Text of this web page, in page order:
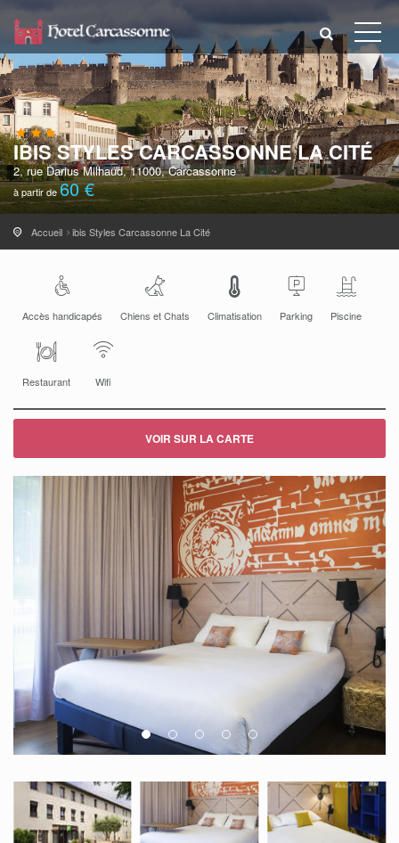
IBIS STYLES CARCASSONNE LA CITÉ
2, rue Darius Milhaud, 11000, Carcassonne
à partir de60 €
Accueil ibis Styles Carcassonne La Cité
Accès handicapés Chiens et Chats Climatisation Parking Piscine
Restaurant Wifi
VOIR SUR LA CARTE